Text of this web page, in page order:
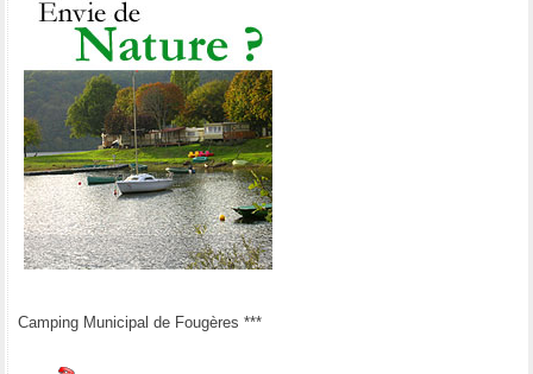
Camping Municipal de Fougères ***